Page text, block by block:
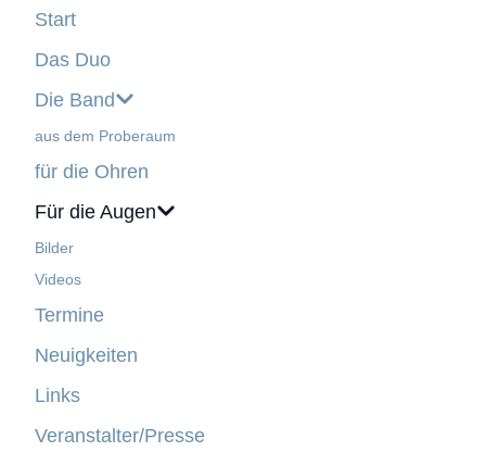
Start
Das Duo
Die Band
aus dem Proberaum
für die Ohren
Für die Augen
Bilder
Videos
Termine
Neuigkeiten
Links
Veranstalter/Presse